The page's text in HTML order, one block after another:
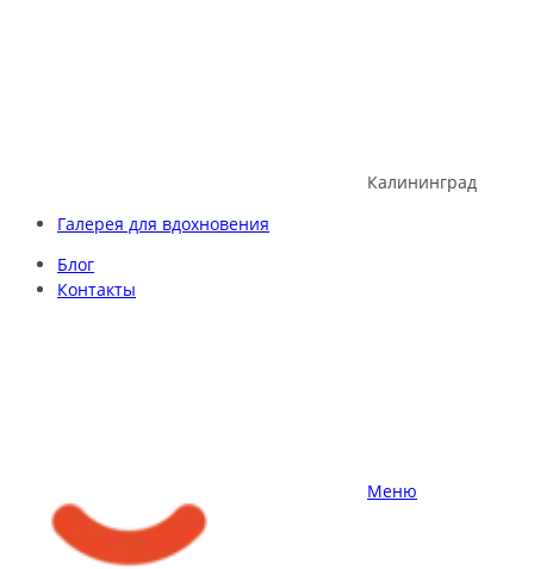
Калининград
Галерея для вдохновения
Блог
Контакты
Меню